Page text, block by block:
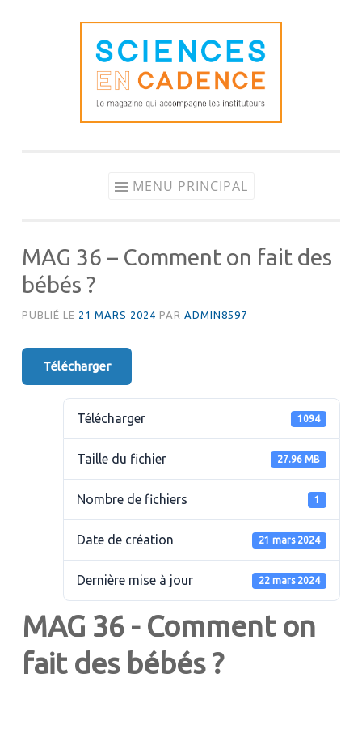
MENU PRINCIPAL
MAG 36 – Comment on fait des
bébés ?
PUBLIÉ LE 21 MARS 2024 PAR ADMIN8597
Télécharger
Télécharger 1094
Taille du fichier 27.96 MB
Nombre de fichiers 1
Date de création 21 mars 2024
Dernière mise à jour 22 mars 2024
MAG 36 - Comment on
fait des bébés ?